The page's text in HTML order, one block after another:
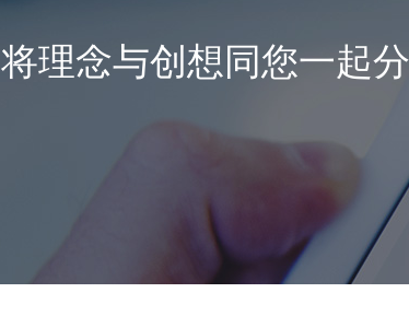
将理念与创想同您一起